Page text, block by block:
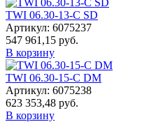
TWI 06.30-13-C SD
Артикул: 6075237
547 961,15 руб.
В корзину
TWI 06.30-15-C DM
Артикул: 6075238
623 353,48 руб.
В корзину